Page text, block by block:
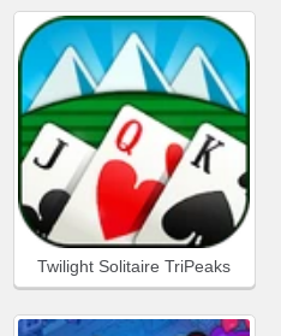
Twilight Solitaire TriPeaks